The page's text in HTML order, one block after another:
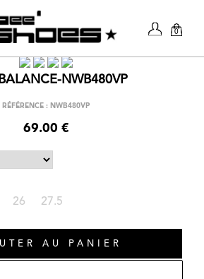
0
NWB480VP
RÉFÉRENCE : NWB480VP
69.00 €
26 27.5